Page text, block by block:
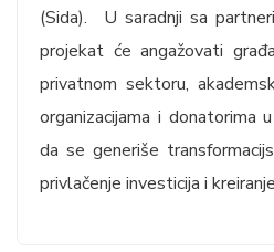
(Sida). U saradnji sa
projekat će angažovati
privatnom sektoru,
organizacijama i donatorima
da se generiše
privlačenje investicija i